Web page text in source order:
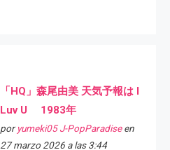
「HQ」森尾由美 天気予報は I
Luv U 1983年
por yumeki05 J-PopParadiseen
27 marzo 2026 a las 3:44